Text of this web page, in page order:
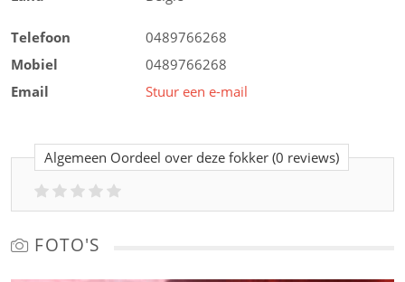
Telefoon
0489766268
Mobiel
0489766268
Email
Stuur een e-mail
Algemeen Oordeel over deze fokker (0 reviews)
FOTO'S